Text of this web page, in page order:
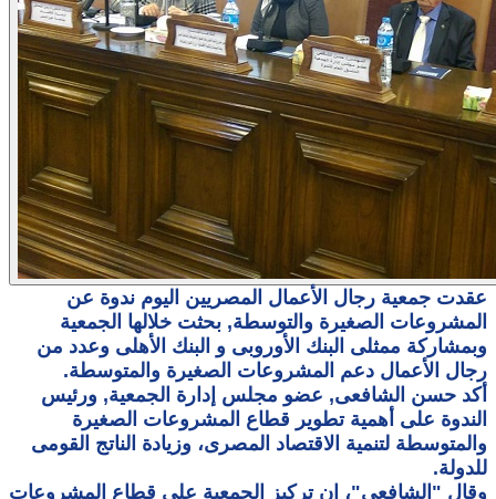
عقدت جمعية رجال الأعمال المصريين اليوم ندوة عن
المشروعات الصغيرة والتوسطة, بحثت خلالها الجمعية
وبمشاركة ممثلى البنك الأوروبى و البنك الأهلى وعدد من
رجال الأعمال دعم المشروعات الصغيرة والمتوسطة.
أكد حسن الشافعى, عضو مجلس إدارة الجمعية, ورئيس
الندوة على أهمية تطوير قطاع المشروعات الصغيرة
والمتوسطة لتنمية الاقتصاد المصرى، وزيادة الناتج القومى
للدولة.
وقال "الشافعى"، إن تركيز الجمعية على قطاع المشروعات